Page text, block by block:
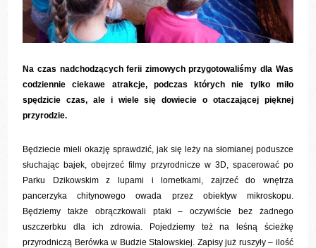
Na czas nadchodzących ferii zimowych przygotowaliśmy dla Was
codziennie ciekawe atrakcje, podczas których nie tylko miło
spędzicie czas, ale i wiele się dowiecie o otaczającej pięknej
przyrodzie.
Będziecie mieli okazję sprawdzić, jak się leży na słomianej poduszce
słuchając bajek, obejrzeć filmy przyrodnicze w 3D, spacerować po
Parku Dzikowskim z lupami i lornetkami, zajrzeć do wnętrza
pancerzyka chitynowego owada przez obiektyw mikroskopu.
Będziemy także obrączkowali ptaki – oczywiście bez żadnego
uszczerbku dla ich zdrowia. Pojedziemy też na leśną ścieżkę
przyrodniczą Berówka w Budzie Stalowskiej. Zapisy już ruszyły – ilość